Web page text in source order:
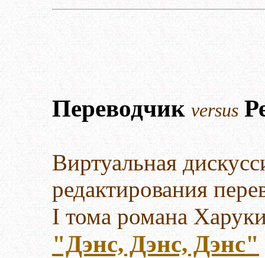
Переводчик versus
Виртуальная
редактирования
I тома романа
"Дэнс, Дэнс, Дэнс"